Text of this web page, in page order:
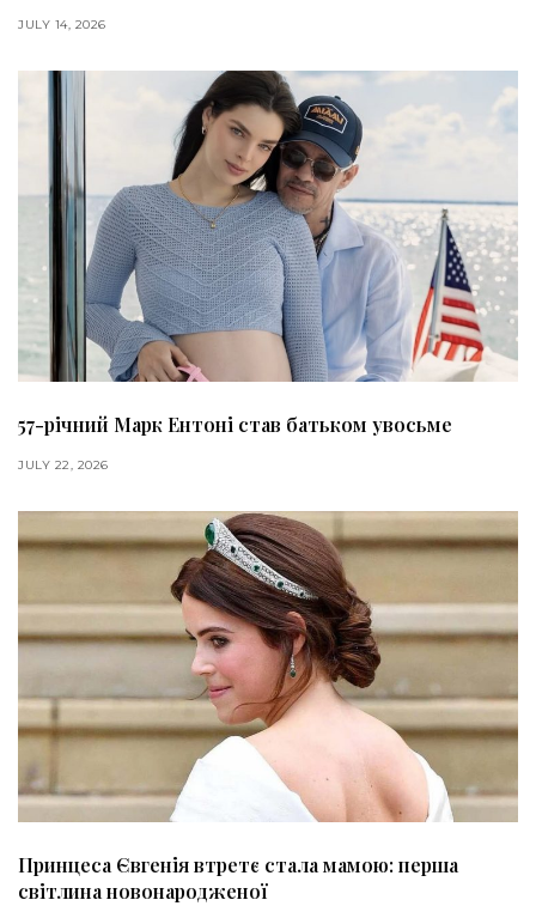
JULY 14, 2026
57-річний Марк Ентоні став батьком увосьме
JULY 22, 2026
Принцеса Євгенія втретє стала мамою: перша
світлина новонародженої